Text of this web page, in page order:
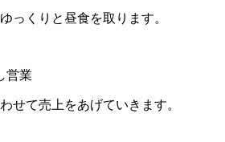
っくりと昼食を取ります。
営業
せて売上をあげていきます。